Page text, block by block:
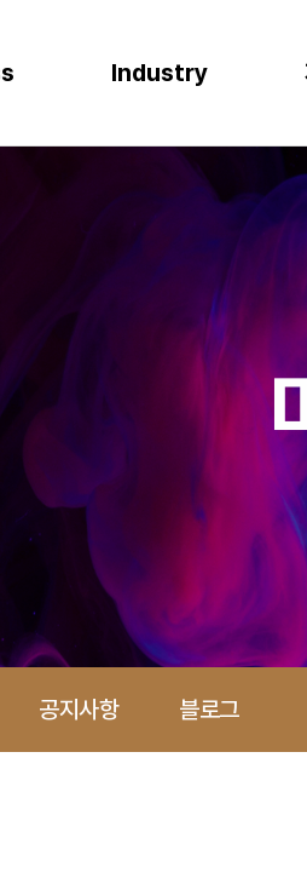
Suite
SAP S/4HANA
SAP Business One
Microsoft Dynamics
Smart Factory
Industry
혁신을 위한 최적의 도구
스 정립 및 글로벌 운영 시스템 구축
디지털 혁신과 생산성
인공지능과 머신러닝으로 제조
계획과 목표 중심의 프로세스
엄격한 규제 준수를 위한
성장을 위한 기반 마련
소비재
플랫폼을 통한 경
고객 경험 강화
데이터 분석과 기
복잡한
재고 없는
미래 성장
반
고
공지사항 블로그